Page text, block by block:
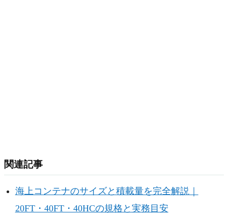
関連記事
海上コンテナのサイズと積載量を完全解説｜
20FT・40FT・40HCの規格と実務目安